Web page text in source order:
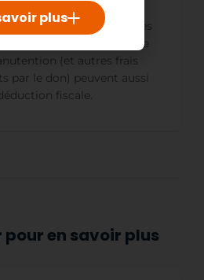
d’affaires HT. Au-delà
est déductible des
suivantes. Les frais de
(et autres frais
par le don) peuvent aussi
fiscale.
en savoir plus
plus